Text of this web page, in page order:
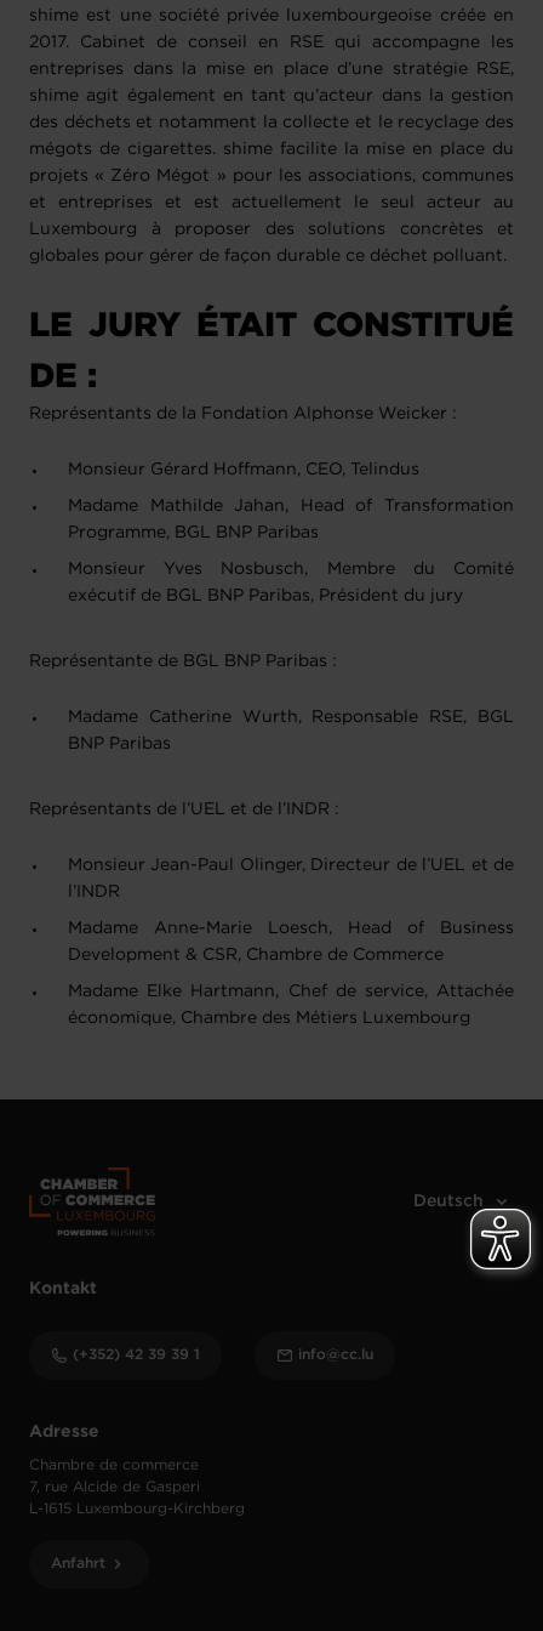
shime est une société privée luxembourgeoise créée en
2017. Cabinet de conseil en RSE qui accompagne les
entreprises dans la mise en place d’une stratégie RSE,
shime agit également en tant qu’acteur dans la gestion
des déchets et notamment la collecte et le recyclage des
mégots de cigarettes. shime facilite la mise en place du
projets « Zéro Mégot » pour les associations, communes
et entreprises et est actuellement le seul acteur au
Luxembourg à proposer des solutions concrètes et
globales pour gérer de façon durable ce déchet polluant.
LE JURY ÉTAIT CONSTITUÉ
DE :
Représentants de la Fondation Alphonse Weicker :
Monsieur Gérard Hoffmann, CEO, Telindus
Madame Mathilde Jahan, Head of Transformation
Programme, BGL BNP Paribas
Monsieur Yves Nosbusch, Membre du Comité
exécutif de BGL BNP Paribas, Président du jury
Représentante de BGL BNP Paribas :
Madame Catherine Wurth, Responsable RSE, BGL
BNP Paribas
Représentants de l’UEL et de l’INDR :
Monsieur Jean-Paul Olinger, Directeur de l’UEL et de
l’INDR
Madame Anne-Marie Loesch, Head of Business
Development & CSR, Chambre de Commerce
Madame Elke Hartmann, Chef de service, Attachée
économique, Chambre des Métiers Luxembourg
Adresse
Chambre de commerce
7, rue Alcide de Gasperi
L-1615 Luxembourg-Kirchberg
Anfahrt
Kontakt
(+352) 42 39 39 1 info@cc.lu